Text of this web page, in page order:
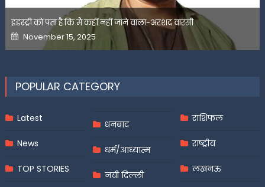
इंडस्ट्री को पता है कि मैं कहीं नहीं जाने वाला-अरशद वारसी
Posted
on
November 15, 2025
POPULAR CATEGORY
Latest
News
TOP STORIES
धनबाद
धर्म/आध्यात्म
नयी दिल्ली
राशिफल
राष्ट्रीय
लखनऊ